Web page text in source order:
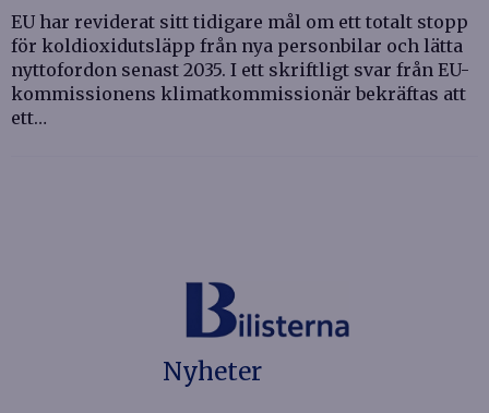
EU har reviderat sitt tidigare mål om ett totalt stopp
för koldioxidutsläpp från nya personbilar och lätta
nyttofordon senast 2035. I ett skriftligt svar från EU-
kommissionens klimatkommissionär bekräftas att
ett…
Nyheter